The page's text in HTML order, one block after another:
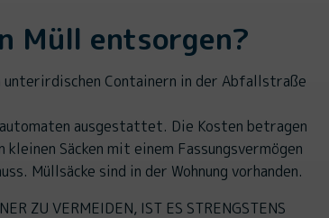
Müll entsorgen?
Containern in der Abfallstraße
ausgestattet. Die Kosten betragen
Säcken mit einem Fassungsvermögen
Müllsäcke sind in der Wohnung vorhanden.
ZU VERMEIDEN, IST ES STRENGSTENS